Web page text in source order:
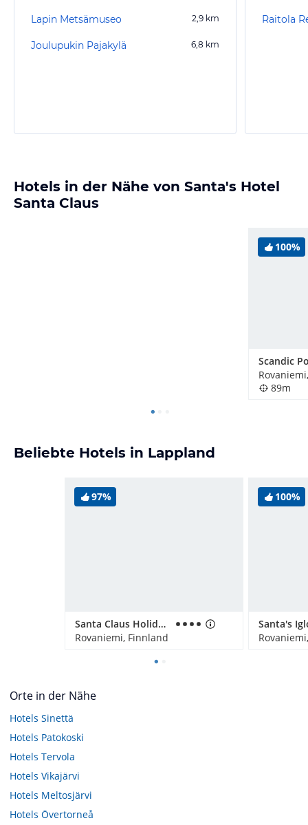
Lapin Metsämuseo 2,9 km
Joulupukin Pajakylä 6,8 km
Raitola
Hotels in der Nähe von Santa's Hotel
Santa Claus
100%
Scandic
89m
Beliebte Hotels in Lappland
97%
Santa Claus Holiday Village
Rovaniemi, Finnland
100%
Orte in der Nähe
Hotels Sinettä
Hotels Patokoski
Hotels Tervola
Hotels Vikajärvi
Hotels Meltosjärvi
Hotels Övertorneå